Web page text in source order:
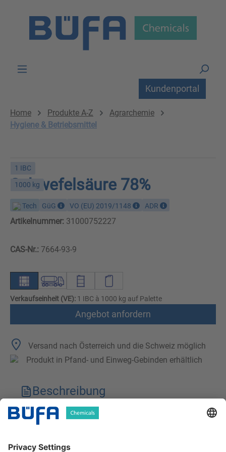
Kundenportal
Home Produkte A-Z
Agrarchemie
Hygiene & Betriebsmittel
1 IBC
1000 kg
Schwefelsäure 78%
Tech GüG VO (EU) 2019/1148 ADR
Artikelnummer: 31000752227
CAS-Nr.: 7664-93-9
Verkaufseinheit (VE): 1 IBC à 1000 kg auf Palette
Angebot anfordern
Versand nach Österreich und die Schweiz möglich
Produkt in Pfand- und Einweg-Gebinden erhältlich
Beschreibung
Technische Merkmale